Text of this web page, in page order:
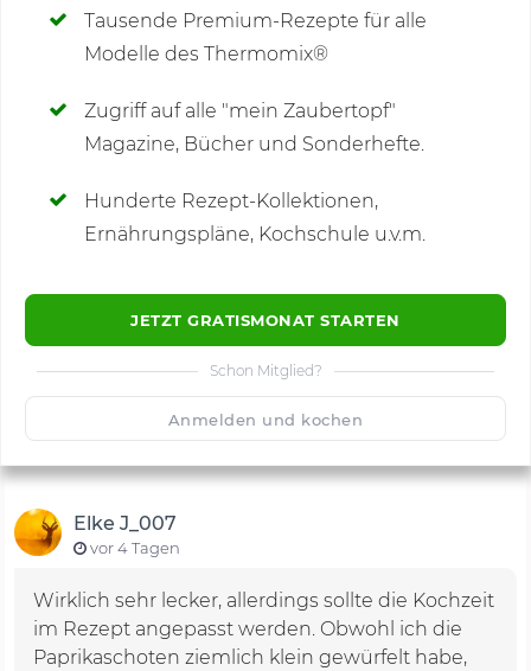
Tausende Premium-Rezepte für alle
Modelle des Thermomix®
Zugriff auf alle "mein Zaubertopf"
Magazine, Bücher und Sonderhefte.
Hunderte Rezept-Kollektionen,
Ernährungspläne, Kochschule u.v.m.
JETZT GRATISMONAT STARTEN
Schon Mitglied?
Anmelden und kochen
Kommentare(80)
🙂 Speichern
Elke J_007
vor 4 Tagen
Wirklich sehr lecker, allerdings sollte die Kochzeit
im Rezept angepasst werden. Obwohl ich die
Paprikaschoten ziemlich klein gewürfelt habe,